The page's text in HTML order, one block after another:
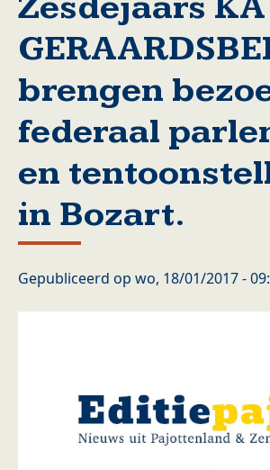
brengen
federaal
en
in Bozart.
Gepubliceerd op wo, 18/01/2017 -